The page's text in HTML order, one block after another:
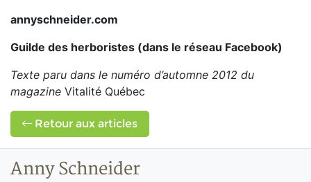
annyschneider.com
Guilde des herboristes (dans le réseau Facebook)
Texte paru dans le numéro d’automne 2012 du
magazine Vitalité Québec
Retour aux articles
Anny Schneider